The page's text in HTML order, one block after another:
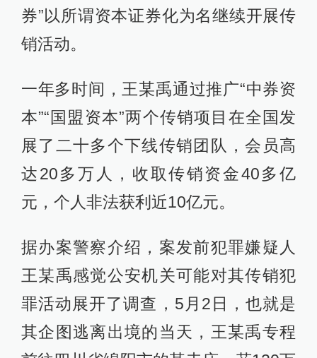
券”以所谓资本证券化为名继续开展传
销活动。
一年多时间，王某禹通过推广“中券资
本”“国盟资本”两个传销项目在全国发
展了二十多个下线传销团队，会员高
达20多万人，收取传销资金40多亿
元，个人非法获利近10亿元。
据办案警察介绍，案发前犯罪嫌疑人
王某禹感觉公安机关可能对其传销犯
罪活动展开了调查，5月2日，也就是
其企图逃离出境的当天，王某禹专程